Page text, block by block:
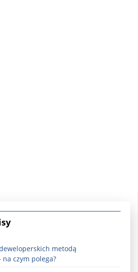
metodą
na czym polega?